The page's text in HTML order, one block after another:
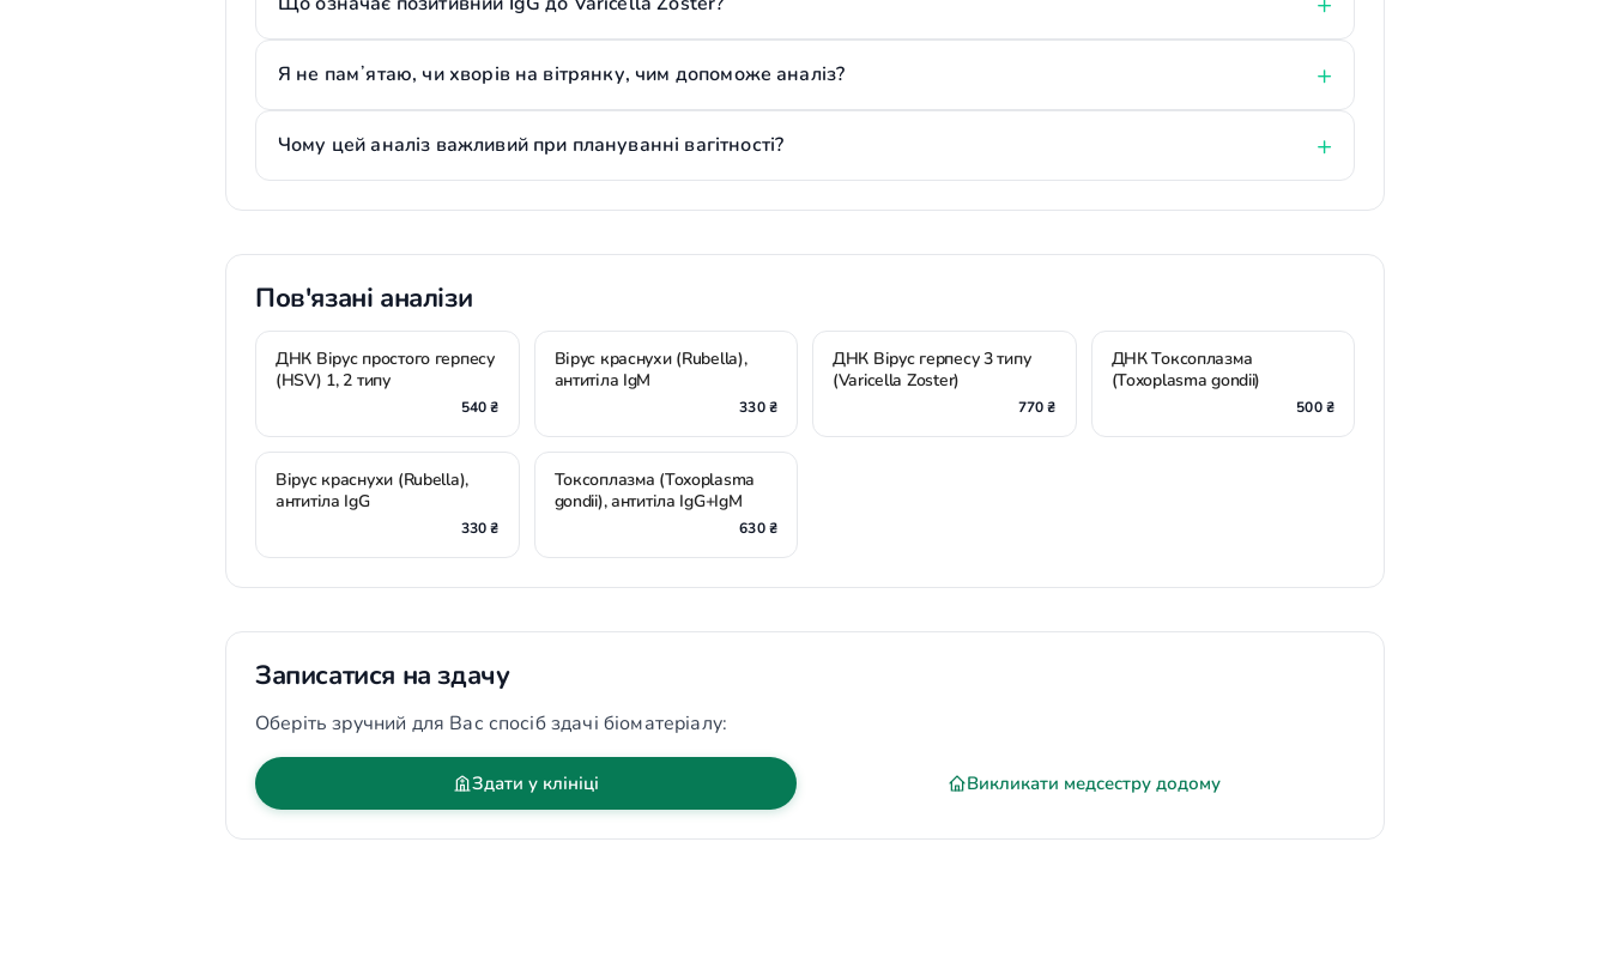
Я не памʼятаю, чи хворів на вітрянку, чим допоможе аналіз?
Чому цей аналіз важливий при плануванні вагітності?
Пов'язані аналізи
ДНК Вірус простого герпесу
(HSV) 1, 2 типу
540 ₴
Вірус краснухи (Rubella),
антитіла IgМ
330 ₴
ДНК Вірус герпесу 3 типу
(Varicella Zoster)
770 ₴
ДНК Токсоплазма
(Toxoplasma gondii)
500 ₴
Вірус краснухи (Rubella),
антитіла IgG
330 ₴
Токсоплазма (Toxoplasma
gondii), антитіла IgG+IgM
630 ₴
Записатися на здачу
Оберіть зручний для Вас спосіб здачі біоматеріалу:
Здати у клініці Викликати медсестру додому